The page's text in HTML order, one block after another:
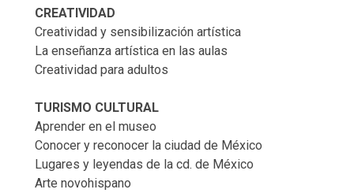
CREATIVIDAD
Creatividad y sensibilización artística
La enseñanza artística en las aulas
Creatividad para adultos
TURISMO CULTURAL
Aprender en el museo
Conocer y reconocer la ciudad de México
Lugares y leyendas de la cd. de México
Arte novohispano